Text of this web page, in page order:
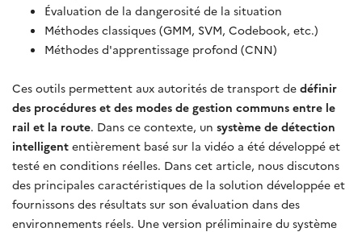
Évaluation de la dangerosité de la situation
Méthodes classiques (GMM, SVM, Codebook, etc.)
Méthodes d'apprentissage profond (CNN)
Ces outils permettent aux autorités de transport de définir
des procédures et des modes de gestion communs entre le
rail et la route. Dans ce contexte, un système de détection
intelligent entièrement basé sur la vidéo a été développé et
testé en conditions réelles. Dans cet article, nous discutons
des principales caractéristiques de la solution développée et
fournissons des résultats sur son évaluation dans des
environnements réels. Une version préliminaire du système